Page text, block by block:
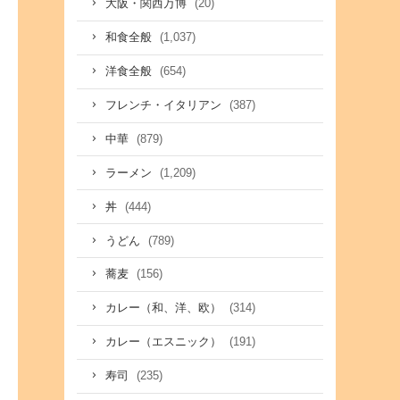
大阪・関西万博 (20)
和食全般 (1,037)
洋食全般 (654)
フレンチ・イタリアン (387)
中華 (879)
ラーメン (1,209)
丼 (444)
うどん (789)
蕎麦 (156)
カレー（和、洋、欧） (314)
カレー（エスニック） (191)
寿司 (235)